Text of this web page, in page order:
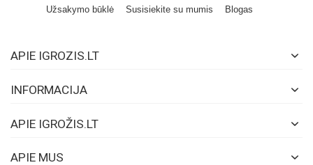
Užsakymo būklė Susisiekite su mumis Blogas
APIE IGROZIS.LT
INFORMACIJA
APIE IGROŽIS.LT
APIE MUS